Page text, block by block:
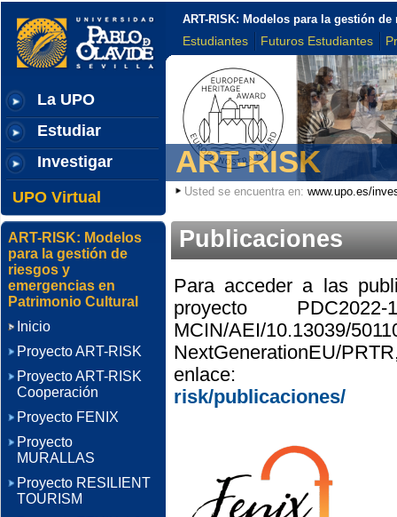
La UPO
Estudiar
Investigar
UPO Virtual
ART-RISK: Modelos para la gestión
Estudiantes Futuros Estudiantes
ART-RISK
Usted se encuentra en: www.upo.es/
Publicaciones
Para acceder a las
proyectoPDC2022-
MCIN/AEI/10.13039/
NextGenerationEU/PRTR
risk/publicaciones/
ART-RISK: Modelos
para la gestión de
riesgos y
emergencias en
Patrimonio Cultural
Inicio
Proyecto ART-RISK
Proyecto ART-RISK
Cooperación
Proyecto FENIX
Proyecto
MURALLAS
Proyecto RESILIENT
TOURISM